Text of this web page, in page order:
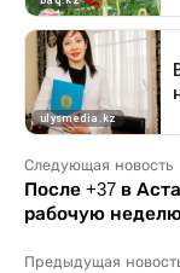
Следующая новость
После +37 в
рабочую
Предыдущая